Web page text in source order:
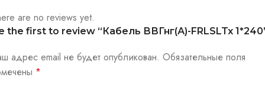
are no reviews yet.
the first to review “Кабель ВВГнг(А)-FRLSLTx
адрес email не будет опубликован. Обязательные поля
*